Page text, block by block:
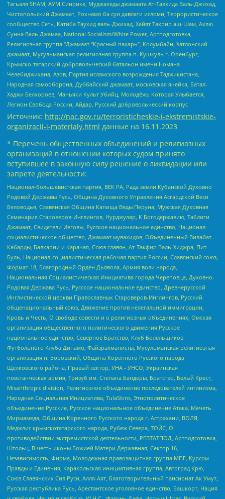
Тагьаля SHAM, АУМ Синрике, Муджахеды джамаата Ат-Тавхида Валь-Джихад,
Чистопольский Джамаат, Рохнамо ба суи давлати исломи, Террористическое
сообщество Сеть, Катиба Таухид валь-Джихад, Хайят Тахрир аш-Шам, Ахлю
Сунна Валь Джамаа, National Socialism/White Power, Артподготовка,
Религиозная группа “Джамаат “Красный пахарь”, Колумбайн, Хатлонский
джамаат, Мусульманская религиозная группа п. Кушкуль г. Оренбург,
Крымско-татарский добровольческий батальон имени Номана
Челебиджихана, Азов, Партия исламского возрождения Таджикистана,
Народная самооборона, Дуббайский джамаат, московская ячейка, Батал-
Хаджи Белхороев, Маньяки Культ Убийц, Молодёжь Которая Улыбается,
Легион Свобода России, Айдар, Русский добровольческий корпус
Источник: http://nac.gov.ru/terroristicheskie-i-ekstremistskie-
organizacii-i-materialy.html данные на 16.11.2023
* Перечень общественных объединений и религиозных
организаций в отношении которых судом принято
вступившее в законную силу решение о ликвидации или
запрете деятельности:
Национал-большевистская партия, ВЕК РА, Рада земли Кубанской Духовно
Родовой Державы Русь, Община Духовного Управления Асгардской Веси
Беловодья, Славянская Община Капища Веды Перуна, Мужская Духовная
Семинария Староверов-Инглингов, Нурджулар, К Богодержавию, Таблиги
Джамаат, Свидетели Иеговы, Русское национальное единство, Национал-
социалистическое общество, Джамаат мувахидов, Объединенный Вилайат
Кабарды, Балкарии и Карачая, Союз славян, Ат-Такфир Валь-Хиджра, Пит
Буль, Национал-социалистическая рабочая партия России, Славянский союз,
Формат-18, Благородный Орден Дьявола, Армия воли народа,
Национальная Социалистическая Инициатива города Череповца, Духовно-
Родовая Держава Русь, Русское национальное единство, Древнерусской
Инглистической церкви Православных Староверов-Инглингов, Русский
общенациональный союз, Движение против нелегальной иммиграции,
Кровь и Честь, О свободе совести и о религиозных объединениях, Омская
организация общественного политического движения Русское
национальное единство, Северное Братство, Клуб Болельщиков
Футбольного Клуба Динамо, Файзрахманисты, Мусульманская религиозная
организация п. Боровский, Община Коренного Русского народа
Щелковского района, Правый сектор, УНА - УНСО, Украинская
повстанческая армия, Тризуб им. Степана Бандеры, Братство, Белый Крест,
Misanthropic division, Религиозное объединение последователей инглиизма,
Народная Социальная Инициатива, TulaSkins, Этнополитическое
объединение Русские, Русское национальное объединение Атака, Мечеть
Мирмамеда, Община Коренного Русского народа г. Астрахани, ВОЛЯ,
Меджлис крымскотатарского народа, Рубеж Севера, ТОЙС, О
противодействии экстремистской деятельности, РЕВТАТПОД, Артподготовка,
Штольц, В честь иконы Божией Матери Державная, Сектор 16,
Независимость, Фирма, Молодежная правозащитная группа МПГ, Курсом
Правды и Единения, Каракольская инициативная группа, Автоград Крю,
Союз Славянских Сил Руси, Алля-Аят, Благотворительный пансионат Ак Умут,
Русская республика Русь, Арестантское уголовное единство, Башкорт, Нация